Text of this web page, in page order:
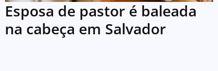
Esposa de pastor é baleada
na cabeça em Salvador